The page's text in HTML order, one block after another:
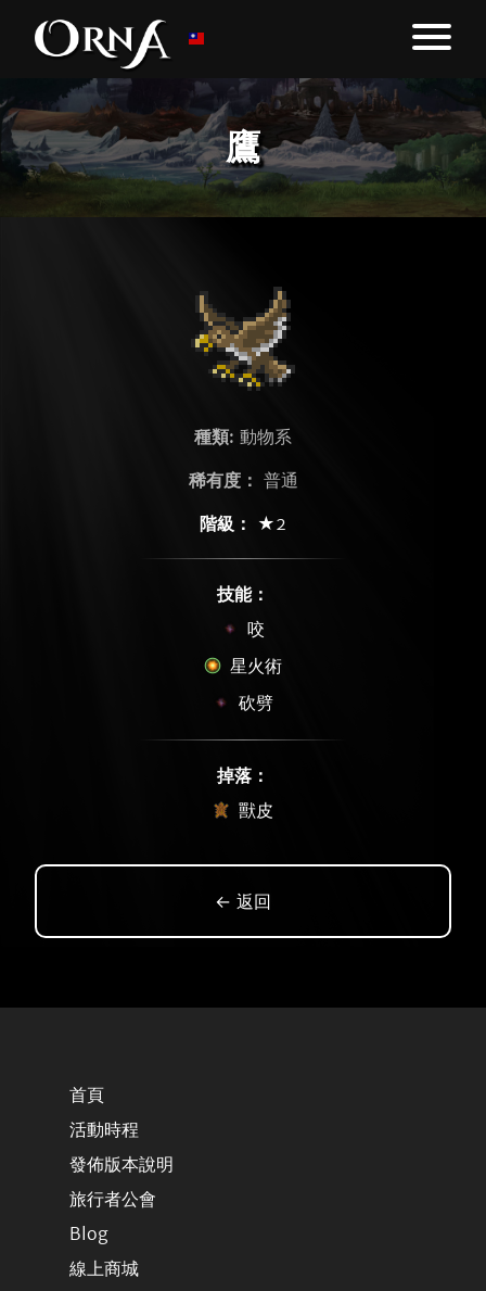
鷹
種類: 動物系
稀有度： 普通
階級：
★2
技能：
咬
星火術
砍劈
掉落：
獸皮
← 返回
首頁
活動時程
發佈版本說明
旅行者公會
Blog
線上商城